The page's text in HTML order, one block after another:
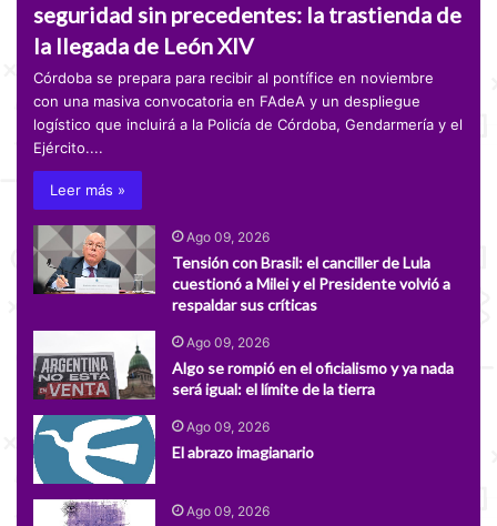
seguridad sin precedentes: la trastienda de
la llegada de León XIV
Córdoba se prepara para recibir al pontífice en noviembre
con una masiva convocatoria en FAdeA y un despliegue
logístico que incluirá a la Policía de Córdoba, Gendarmería y el
Ejército....
Leer más »
Ago 09, 2026
Tensión con Brasil: el canciller de Lula
cuestionó a Milei y el Presidente volvió a
respaldar sus críticas
Ago 09, 2026
Algo se rompió en el oficialismo y ya nada
será igual: el límite de la tierra
Ago 09, 2026
El abrazo imagianario
Ago 09, 2026